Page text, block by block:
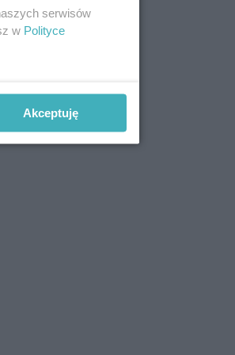
serwisów
w Polityce
Akceptuję